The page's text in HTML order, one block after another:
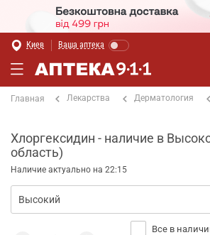
Киев Ваша аптека
Главная Лекарства Дерматология
Хлоргексидин - наличие в
область)
Наличие актуально на 22:15
Все в